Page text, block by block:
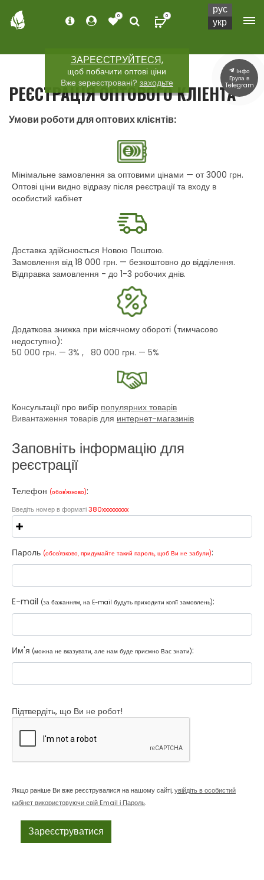
ЗАРЕЄСТРУЙТЕСЯ,
щоб побачити оптові ціни
Вже зереєстровані? заходьте
0 0
РЕЄСТРАЦІЯ ОПТОВОГО КЛІЕНТА
Умови роботи для оптових клієнтів:
Мінімальне замовлення за оптовими цінами — от 3000 грн.
Оптові ціни видно відразу після реєстрації та входу в
особистий кабінет
Доставка здійснюється Новою Поштою.
Замовлення від 18 000 грн. — безкоштовно до відділення.
Відправка замовлення - до 1-3 робочих днів.
Додаткова знижка при місячному обороті (тимчасово
недоступно):
50 000 грн. — 3% , 80 000 грн. — 5%
Консультації про вибір популярних товарів
Вивантаження товарів для интернет-магазинів
Заповніть інформацію для
реєстрації
Телефон (обов'язково):
Введіть номер в форматі380xxxxxxxxx
Пароль (обов'язково, придумайте такий пароль, щоб Ви не забули):
E-mail (за бажанням, на E-mail будуть приходити копії замовлень):
Им'я (можна не вказувати, але нам буде приємно Вас знати):
Підтвердіть, що Ви не робот!
Якщо раніше Ви вже реєструвалися на нашому сайті,увійдіть в особистий
кабінет використовуючи свій Email і Пароль.
рус
укр
Інфо
Група в
Telegram